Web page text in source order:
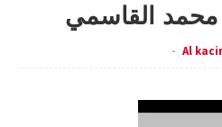
محمد القاسمي